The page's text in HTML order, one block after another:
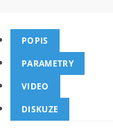
POPIS
PARAMETRY
VIDEO
DISKUZE